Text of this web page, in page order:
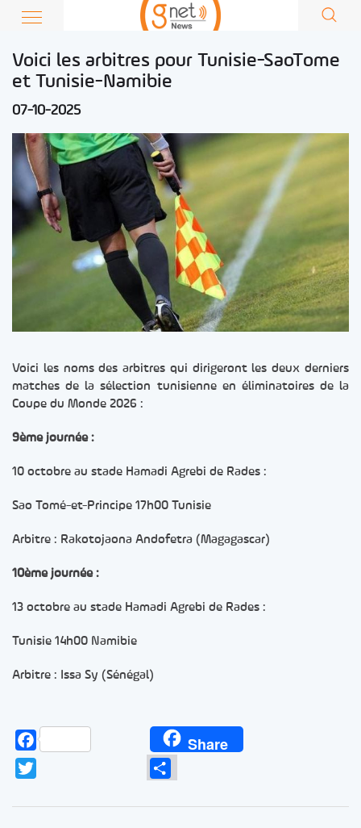
Voici les arbitres pour Tunisie-SaoTome
et Tunisie-Namibie
07-10-2025
Voici les noms des arbitres qui dirigeront les deux derniers
matches de la sélection tunisienne en éliminatoires de la
Coupe du Monde 2026 :
9ème journée :
10 octobre au stade Hamadi Agrebi de Rades :
Sao Tomé-et-Principe 17h00 Tunisie
Arbitre : Rakotojaona Andofetra (Magagascar)
10ème journée :
13 octobre au stade Hamadi Agrebi de Rades :
Tunisie 14h00 Namibie
Arbitre : Issa Sy (Sénégal)
Facebook Share
Partager